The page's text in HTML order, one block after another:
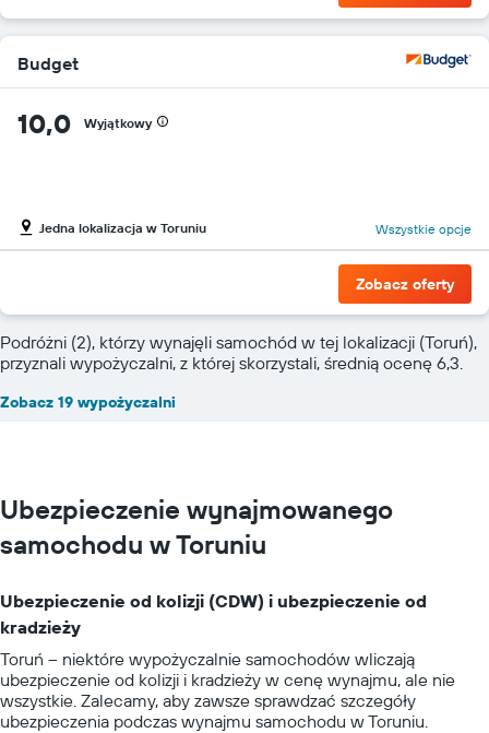
Budget
10,0 Wyjątkowy
Jedna lokalizacja w Toruniu Wszystkie opcje
Zobacz oferty
Podróżni (2), którzy wynajęli samochód w tej lokalizacji (Toruń),
przyznali wypożyczalni, z której skorzystali, średnią ocenę 6,3.
Zobacz 19 wypożyczalni
Ubezpieczenie wynajmowanego
samochodu w Toruniu
Ubezpieczenie od kolizji (CDW) i ubezpieczenie od
kradzieży
Toruń – niektóre wypożyczalnie samochodów wliczają
ubezpieczenie od kolizji i kradzieży w cenę wynajmu, ale nie
wszystkie. Zalecamy, aby zawsze sprawdzać szczegóły
ubezpieczenia podczas wynajmu samochodu w Toruniu.